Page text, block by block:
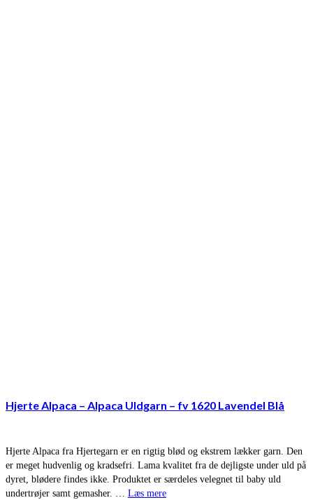
Hjerte Alpaca – Alpaca Uldgarn – fv 1620 Lavendel Blå
Hjerte Alpaca fra Hjertegarn er en rigtig blød og ekstrem lækker garn. Den
er meget hudvenlig og kradsefri. Lama kvalitet fra de dejligste under uld på
dyret, blødere findes ikke. Produktet er særdeles velegnet til baby uld
undertrøjer samt gemasher. … Læs mere